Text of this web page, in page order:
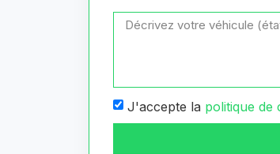
J'accepte la politique de